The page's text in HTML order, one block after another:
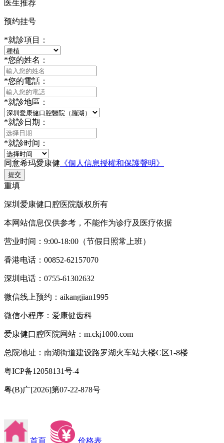
医生推荐
预约挂号
*就診項目：
*您的姓名：
*您的電話：
*就診地區：
*就診日期：
*就診时间：
同意希玛愛康健 《個人信息授權和保護聲明》
提交
重填
深圳爱康健口腔医院版权所有
本网站信息仅供参考，不能作为诊疗及医疗依据
营业时间：9:00-18:00（节假日照常上班）
香港电话：00852-62157070
深圳电话：0755-61302632
微信线上预约：aikangjian1995
微信小程序：爱康健齿科
爱康健口腔医院网站：m.ckj1000.com
总院地址：南湖街道建设路罗湖火车站大楼C区1-8楼
粤ICP备12058131号-4
粤(B)广[2026]第07-22-878号
首頁 价格表